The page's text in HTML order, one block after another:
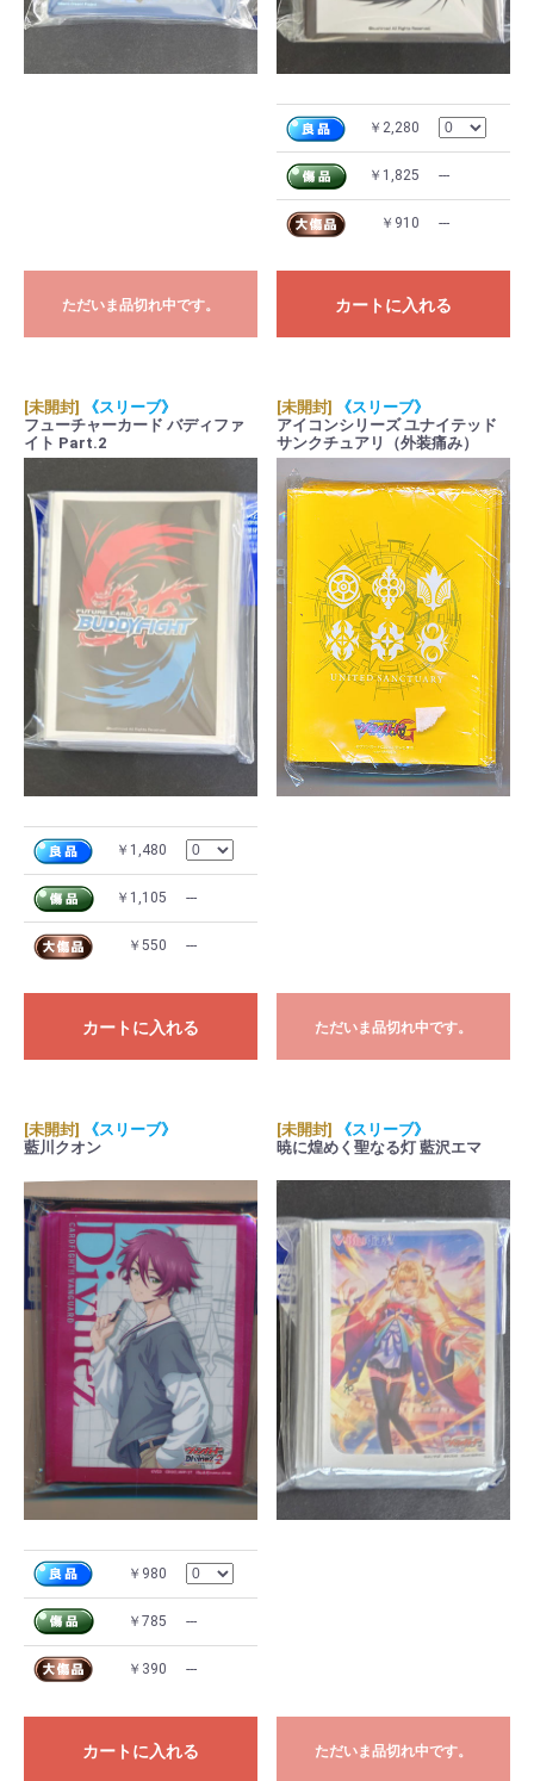
ただいま品切れ中です。
￥2,280
￥1,825 ---
￥910 ---
カートに入れる
[未開封]
《スリーブ》
フューチャーカード バディファ
イト Part.2
￥1,480
￥1,105 ---
￥550 ---
カートに入れる
[未開封]
《スリーブ》
アイコンシリーズ ユナイテッド
サンクチュアリ（外装痛み）
ただいま品切れ中です。
[未開封]
《スリーブ》
藍川クオン
￥980
￥785 ---
￥390 ---
カートに入れる
[未開封]
《スリーブ》
暁に煌めく聖なる灯 藍沢エマ
ただいま品切れ中です。